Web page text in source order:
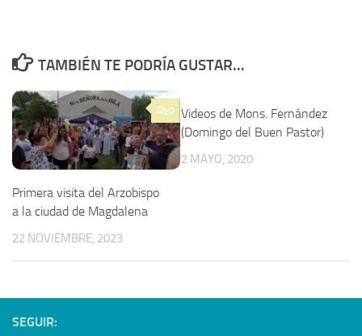
TAMBIÉN TE PODRÍA GUSTAR...
0
Primera visita del Arzobispo
a la ciudad de Magdalena
22 NOVIEMBRE, 2023
Videos de Mons. Fernández
(Domingo del Buen Pastor)
2 MAYO, 2020
SEGUIR: